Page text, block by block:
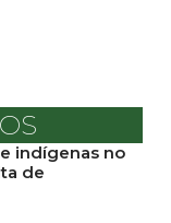
indígenas no
de